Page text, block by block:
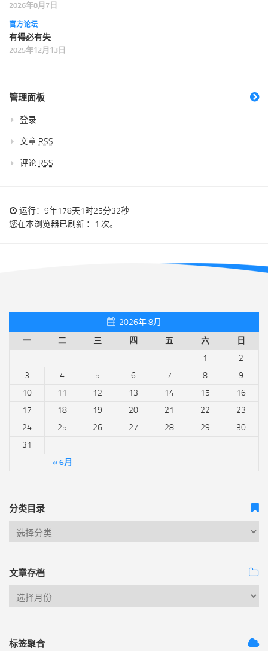
2026年8月7日
官方论坛
有得必有失
2025年12月13日
管理面板
登录
文章RSS
评论RSS
运行：9年178天1时25分32秒
您在本浏览器已刷新 ：1 次。
2026年 8月
一
二 三 四 五 六 日
« 6月
1
2
3
4 5 6 7 8
9
10
11 12 13 14 15
16
17
18 19 20 21 22
23
24
25 26 27 28 29
30
31
分类目录
文章存档
标签聚合